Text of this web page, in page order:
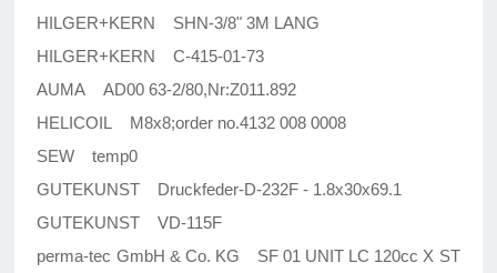
HILGER+KERN SHN-3/8" 3M LANG
HILGER+KERN C-415-01-73
AUMA AD00 63-2/80,Nr:Z011.892
HELICOIL M8x8;order no.4132 008 0008
SEW temp0
GUTEKUNST Druckfeder-D-232F - 1.8x30x69.1
GUTEKUNST VD-115F
perma-tec GmbH & Co. KG SF 01 UNIT LC 120cc X ST